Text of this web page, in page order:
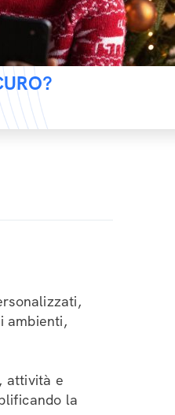
ambienti,
attività e
la